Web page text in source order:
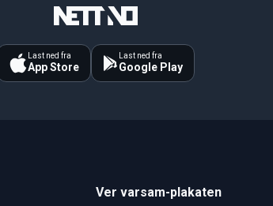
Last ned fra
App Store
Last ned fra
Google Play
Ver varsam-plakaten